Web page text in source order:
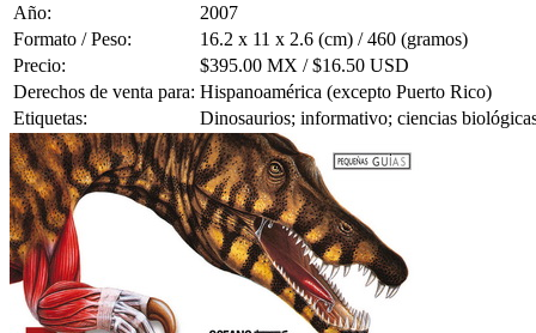
Año:
2007
Formato / Peso:
16.2 x 11 x 2.6 (cm) / 460 (gramos)
Precio:
$395.00 MX / $16.50 USD
Derechos de venta para: Hispanoamérica (excepto Puerto Rico)
Etiquetas:
Dinosaurios; informativo; ciencias